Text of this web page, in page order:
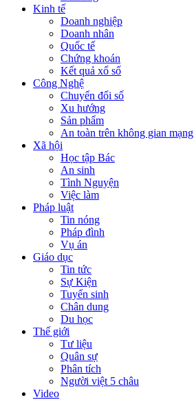
Kinh tế
Doanh nghiệp
Doanh nhân
Quốc tế
Chứng khoán
Kết quả xổ số
Công Nghệ
Chuyển đổi số
Xu hướng
Sản phẩm
An toàn trên không gian mạng
Xã hội
Học tập Bác
An sinh
Tình Nguyện
Việc làm
Pháp luật
Tin nóng
Pháp đình
Vụ án
Giáo dục
Tin tức
Sự Kiện
Tuyển sinh
Chân dung
Du học
Thế giới
Tư liệu
Quân sự
Phân tích
Người việt 5 châu
Video